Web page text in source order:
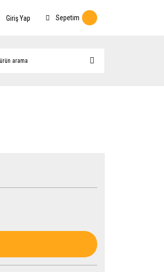
Giriş Yap Sepetim